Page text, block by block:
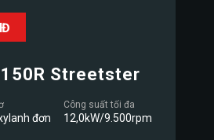
150R Streetster
đơn
Công suất tối đa
12,0kW/9.500rpm